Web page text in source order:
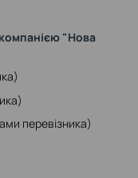
компанією "Нова
перевізника)